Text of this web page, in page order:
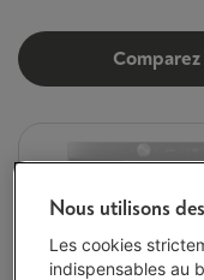
Nous utilisons
Les cookies
indispensables au